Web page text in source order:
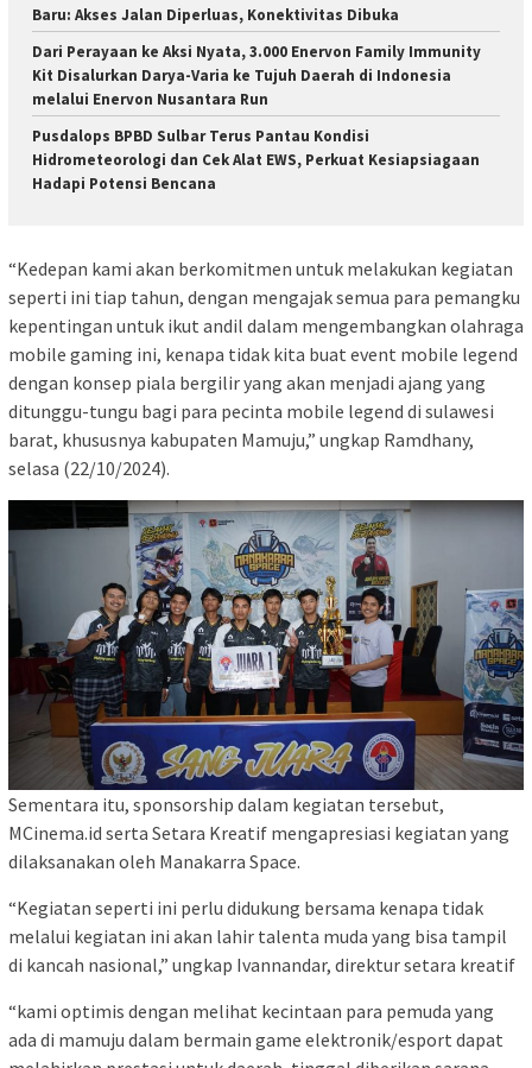
Baru: Akses Jalan Diperluas, Konektivitas Dibuka
Dari Perayaan ke Aksi Nyata, 3.000 Enervon Family Immunity
Kit Disalurkan Darya-Varia ke Tujuh Daerah di Indonesia
melalui Enervon Nusantara Run
Pusdalops BPBD Sulbar Terus Pantau Kondisi
Hidrometeorologi dan Cek Alat EWS, Perkuat Kesiapsiagaan
Hadapi Potensi Bencana
“Kedepan kami akan berkomitmen untuk melakukan kegiatan
seperti ini tiap tahun, dengan mengajak semua para pemangku
kepentingan untuk ikut andil dalam mengembangkan olahraga
mobile gaming ini, kenapa tidak kita buat event mobile legend
dengan konsep piala bergilir yang akan menjadi ajang yang
ditunggu-tungu bagi para pecinta mobile legend di sulawesi
barat, khususnya kabupaten Mamuju,” ungkap Ramdhany,
selasa (22/10/2024).
Sementara itu, sponsorship dalam kegiatan tersebut,
MCinema.id serta Setara Kreatif mengapresiasi kegiatan yang
dilaksanakan oleh Manakarra Space.
“Kegiatan seperti ini perlu didukung bersama kenapa tidak
melalui kegiatan ini akan lahir talenta muda yang bisa tampil
di kancah nasional,” ungkap Ivannandar, direktur setara kreatif
“kami optimis dengan melihat kecintaan para pemuda yang
ada di mamuju dalam bermain game elektronik/esport dapat